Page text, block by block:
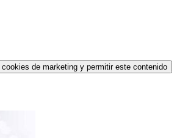
de marketing y permitir este contenido